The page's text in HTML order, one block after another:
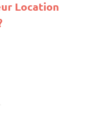
Location